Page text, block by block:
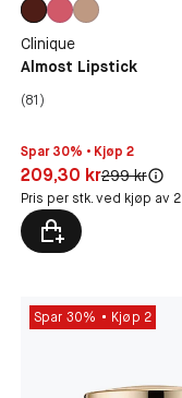
Clinique
Almost Lipstick
(81)
Spar 30% • Kjøp 2
Pris: 209,30 kr
209,30 krOriginal pris:
299 kr
Pris per stk. ved kjøp av 2
Spar 30% Kjøp 2